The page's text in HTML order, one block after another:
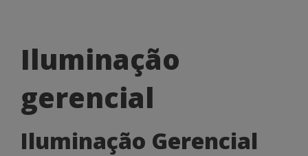
Iluminação
gerencial
Iluminação
gerencial
Iluminação Gerencial